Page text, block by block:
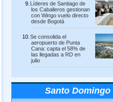
Líderes de Santiago de
los Caballeros gestionan
con Wingo vuelo directo
desde Bogotá
Se consolida el
aeropuerto de Punta
Cana: capta el 58% de
las llegadas a RD en
julio
Santo Domingo